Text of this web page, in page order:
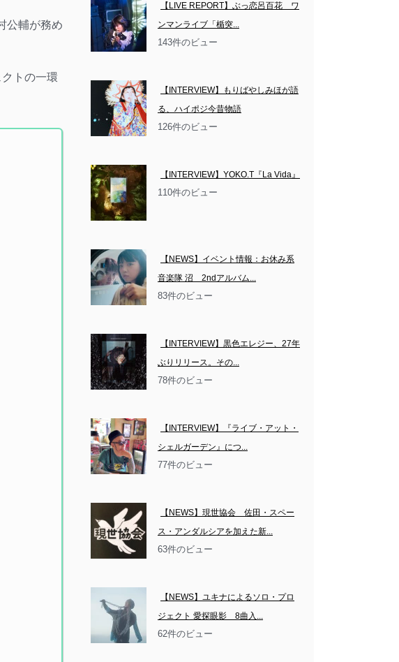
公輔が務め
トの一環
【LIVE REPORT】ぶっ恋呂百花　ワ
ンマンライブ「楯突...
143件のビュー
【INTERVIEW】もりばやしみほが語
る、ハイポジ今昔物語
126件のビュー
【INTERVIEW】YOKO.T『La Vida』
110件のビュー
【NEWS】イベント情報：お休み系
音楽隊 沼　2ndアルバム...
83件のビュー
【INTERVIEW】黒色エレジー、27年
ぶりリリース。その...
78件のビュー
【INTERVIEW】『ライブ・アット・
シェルガーデン』につ...
77件のビュー
【NEWS】現世協会　佐田・スペー
ス・アンダルシアを加えた新...
63件のビュー
【NEWS】ユキナによるソロ・プロ
ジェクト 愛探眼影　8曲入...
62件のビュー